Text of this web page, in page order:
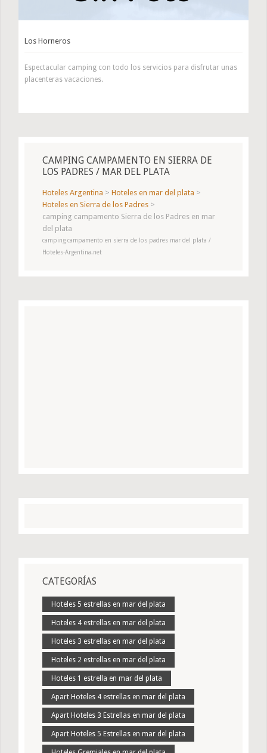
Los Horneros
Espectacular camping con todo los servicios para disfrutar unas
placenteras vacaciones.
CAMPING CAMPAMENTO EN SIERRA DE
LOS PADRES / MAR DEL PLATA
Hoteles Argentina > Hoteles en mar del plata >
Hoteles en Sierra de los Padres >
camping campamento Sierra de los Padres en mar
del plata
camping campamento en sierra de los padres mar del plata /
Hoteles-Argentina.net
CATEGORÍAS
Hoteles 5 estrellas en mar del plata
Hoteles 4 estrellas en mar del plata
Hoteles 3 estrellas en mar del plata
Hoteles 2 estrellas en mar del plata
Hoteles 1 estrella en mar del plata
Apart Hoteles 4 estrellas en mar del plata
Apart Hoteles 3 Estrellas en mar del plata
Apart Hoteles 5 Estrellas en mar del plata